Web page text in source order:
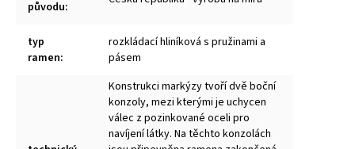
původu:
typ
ramen:
rozkládací hliníková s pružinami a
pásem
Konstrukci markýzy tvoří dvě boční
konzoly, mezi kterými je uchycen
válec z pozinkované oceli pro
navíjení látky. Na těchto konzolách